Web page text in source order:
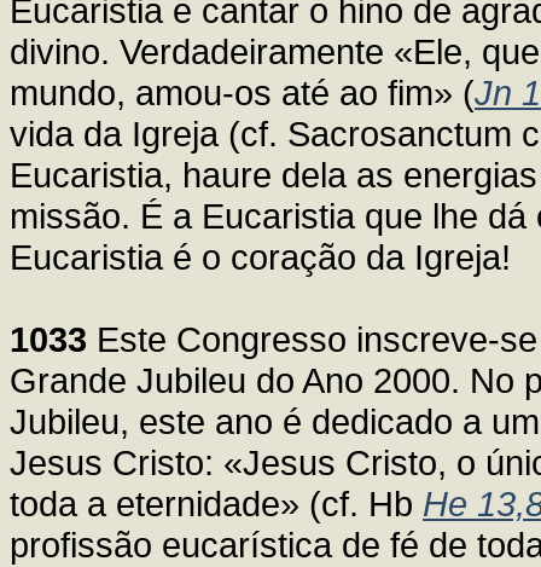
Eucaristia e cantar o hino de
divino. Verdadeiramente «Ele,
mundo, amou-os até ao fim» (Jn
vida da Igreja (cf. Sacrosanctum
Eucaristia, haure dela as
missão. É a Eucaristia que lhe
Eucaristia é o coração da Igreja!
1033 Este Congresso inscreve-
Grande Jubileu do Ano 2000. No
Jubileu, este ano é dedicado a
Jesus Cristo: «Jesus Cristo, o
toda a eternidade» (cf. Hb He
profissão eucarística de fé de